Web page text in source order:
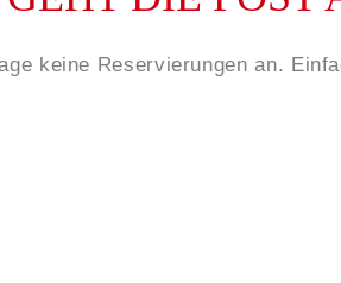
keine Reservierungen an.